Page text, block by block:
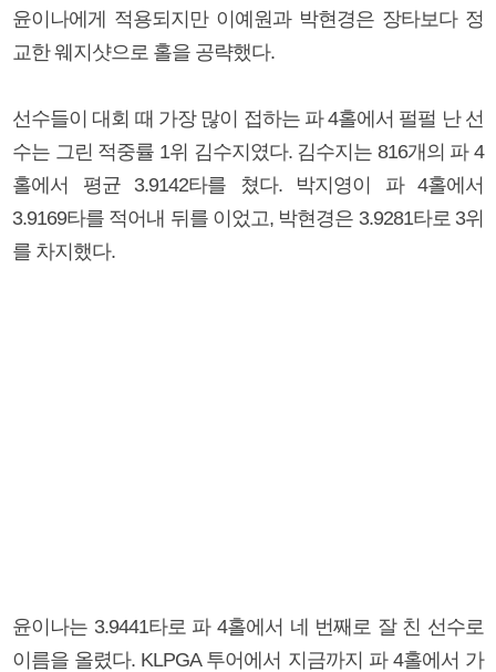
윤이나에게 적용되지만 이예원과 박현경은 장타보다 정
교한 웨지샷으로 홀을 공략했다.
선수들이 대회 때 가장 많이 접하는 파 4홀에서 펄펄 난 선
수는 그린 적중률 1위 김수지였다. 김수지는 816개의 파 4
홀에서 평균 3.9142타를 쳤다. 박지영이 파 4홀에서
3.9169타를 적어내 뒤를 이었고, 박현경은 3.9281타로 3위
를 차지했다.
윤이나는 3.9441타로 파 4홀에서 네 번째로 잘 친 선수로
이름을 올렸다. KLPGA 투어에서 지금까지 파 4홀에서 가